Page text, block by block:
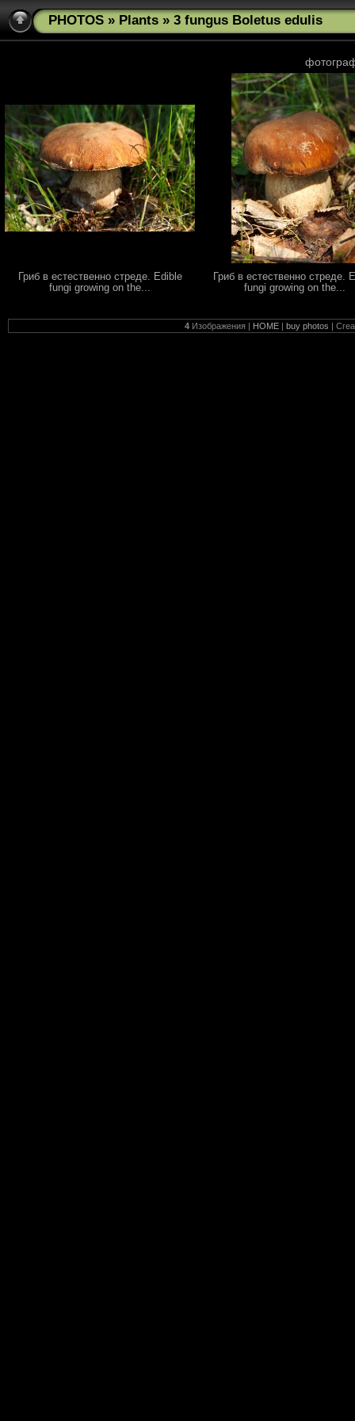
PHOTOS » Plants » 3 fungus Boletus edulis
Гриб в естественно стреде. Edible
fungi growing on the...
Гриб в естественно стреде.
fungi growing on the...
4 Изображения | HOME | buy photos |